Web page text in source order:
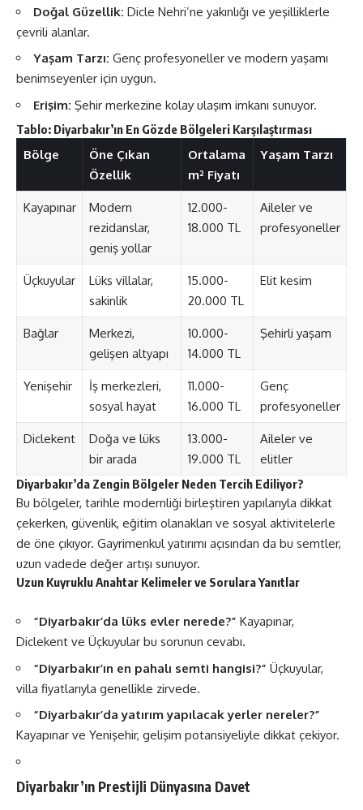
Doğal Güzellik: Dicle Nehri’ne yakınlığı ve yeşilliklerle
çevrili alanlar.
Yaşam Tarzı: Genç profesyoneller ve modern yaşamı
benimseyenler için uygun.
Erişim: Şehir merkezine kolay ulaşım imkanı sunuyor.
Tablo: Diyarbakır’ın En Gözde Bölgeleri Karşılaştırması
Bölge
Öne Çıkan
Özellik
Ortalama
m² Fiyatı
Yaşam Tarzı
Kayapınar
Modern
rezidanslar,
geniş yollar
12.000-
18.000 TL
Aileler ve
profesyoneller
Üçkuyular
Lüks villalar,
sakinlik
15.000-
20.000 TL
Elit kesim
Bağlar
Merkezi,
gelişen altyapı
10.000-
14.000 TL
Şehirli yaşam
Yenişehir
İş merkezleri,
sosyal hayat
11.000-
16.000 TL
Genç
profesyoneller
Diclekent
Doğa ve lüks
bir arada
13.000-
19.000 TL
Aileler ve
elitler
Diyarbakır’da Zengin Bölgeler Neden Tercih Ediliyor?
Bu bölgeler, tarihle modernliği birleştiren yapılarıyla dikkat
çekerken, güvenlik, eğitim olanakları ve sosyal aktivitelerle
de öne çıkıyor. Gayrimenkul yatırımı açısından da bu semtler,
uzun vadede değer artışı sunuyor.
Uzun Kuyruklu Anahtar Kelimeler ve Sorulara Yanıtlar
“Diyarbakır’da lüks evler nerede?” Kayapınar,
Diclekent ve Üçkuyular bu sorunun cevabı.
“Diyarbakır’ın en pahalı semti hangisi?” Üçkuyular,
villa fiyatlarıyla genellikle zirvede.
“Diyarbakır’da yatırım yapılacak yerler nereler?”
Kayapınar ve Yenişehir, gelişim potansiyeliyle dikkat çekiyor.
Diyarbakır’ın Prestijli Dünyasına Davet